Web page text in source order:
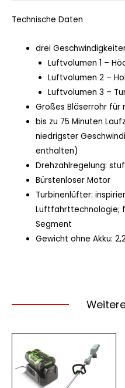
Technische Daten
drei
Luftvolumen 1 –
Luftvolumen 2 –
Luftvolumen 3 –
Großes Bläserrohr für
bis zu 75 Minuten
niedrigster
enthalten)
Drehzahlregelung:
Bürstenloser Motor
Turbinenlüfter:
Luftfahrttechnologie;
Segment
Gewicht ohne Akku: